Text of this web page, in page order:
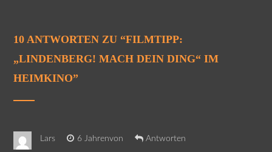
10 ANTWORTEN ZU “FILMTIPP:
„LINDENBERG! MACH DEIN DING“ IM
HEIMKINO”
Lars 6 Jahrenvon Antworten